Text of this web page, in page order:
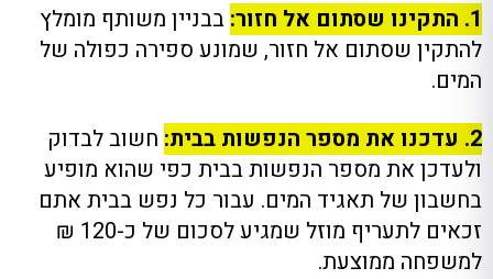
1. התקינו שסתום אל חזור:
בבניין משותף מומלץ
להתקין שסתום אל חזור, שמונע ספירה כפולה של
המים.
2. עדכנו את מספר הנפשות בבית:
חשוב לבדוק
ולעדכן את מספר הנפשות בבית כפי שהוא מופיע
בחשבון של תאגיד המים. עבור כל נפש בבית אתם
זכאים לתעריף מוזל שמגיע לסכום של כ-120 ₪
למשפחה ממוצעת.